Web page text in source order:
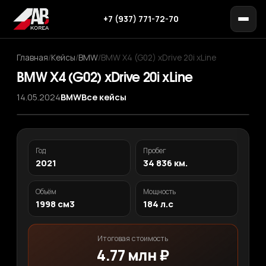
+7 (937) 771-72-70
Главная/Кейсы/BMW/BMW X4 (G02) xDrive 20i xLine
BMW X4 (G02) xDrive 20i xLine
14.05.2024BMWВсе кейсы
Год
2021
Пробег
34 836 км.
Объём
1998 см3
Мощность
184 л.с
Итоговая стоимость
4.77 млн ₽